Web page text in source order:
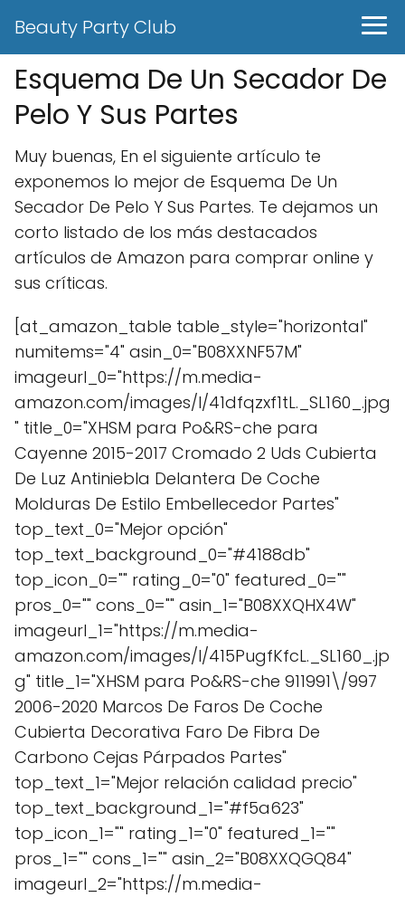
Beauty Party Club
Esquema De Un Secador De
Pelo Y Sus Partes
Muy buenas, En el siguiente artículo te
exponemos lo mejor de Esquema De Un
Secador De Pelo Y Sus Partes. Te dejamos un
corto listado de los más destacados
artículos de Amazon para comprar online y
sus críticas.
[at_amazon_table table_style="horizontal"
numitems="4" asin_0="B08XXNF57M"
imageurl_0="https://m.media-
amazon.com/images/I/41dfqzxf1tL._SL160_.jpg
" title_0="XHSM para Po&RS-che para
Cayenne 2015-2017 Cromado 2 Uds Cubierta
De Luz Antiniebla Delantera De Coche
Molduras De Estilo Embellecedor Partes"
top_text_0="Mejor opción"
top_text_background_0="#4188db"
top_icon_0="" rating_0="0" featured_0=""
pros_0="" cons_0="" asin_1="B08XXQHX4W"
imageurl_1="https://m.media-
amazon.com/images/I/415PugfKfcL._SL160_.jp
g" title_1="XHSM para Po&RS-che 911991\/997
2006-2020 Marcos De Faros De Coche
Cubierta Decorativa Faro De Fibra De
Carbono Cejas Párpados Partes"
top_text_1="Mejor relación calidad precio"
top_text_background_1="#f5a623"
top_icon_1="" rating_1="0" featured_1=""
pros_1="" cons_1="" asin_2="B08XXQGQ84"
imageurl_2="https://m.media-